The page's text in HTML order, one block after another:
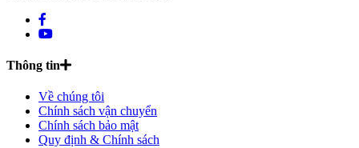
Thông tin
Về chúng tôi
Chính sách vận chuyển
Chính sách bảo mật
Quy định & Chính sách